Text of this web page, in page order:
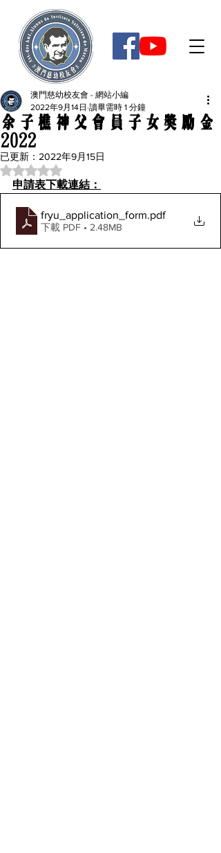
余子樵神父會員子女獎勵金
2022
澳門慈幼校友會 - 網站小編
2022年9月14日 讀畢需時 1 分鐘
已更新： 2022年9月15日
評等為 NaN（最高為 5 顆星）。
申請表下載連結：
fryu_application_form.pdf
下載 PDF • 2.48MB